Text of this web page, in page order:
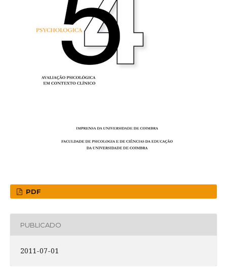
PDF
PUBLICADO
2011-07-01